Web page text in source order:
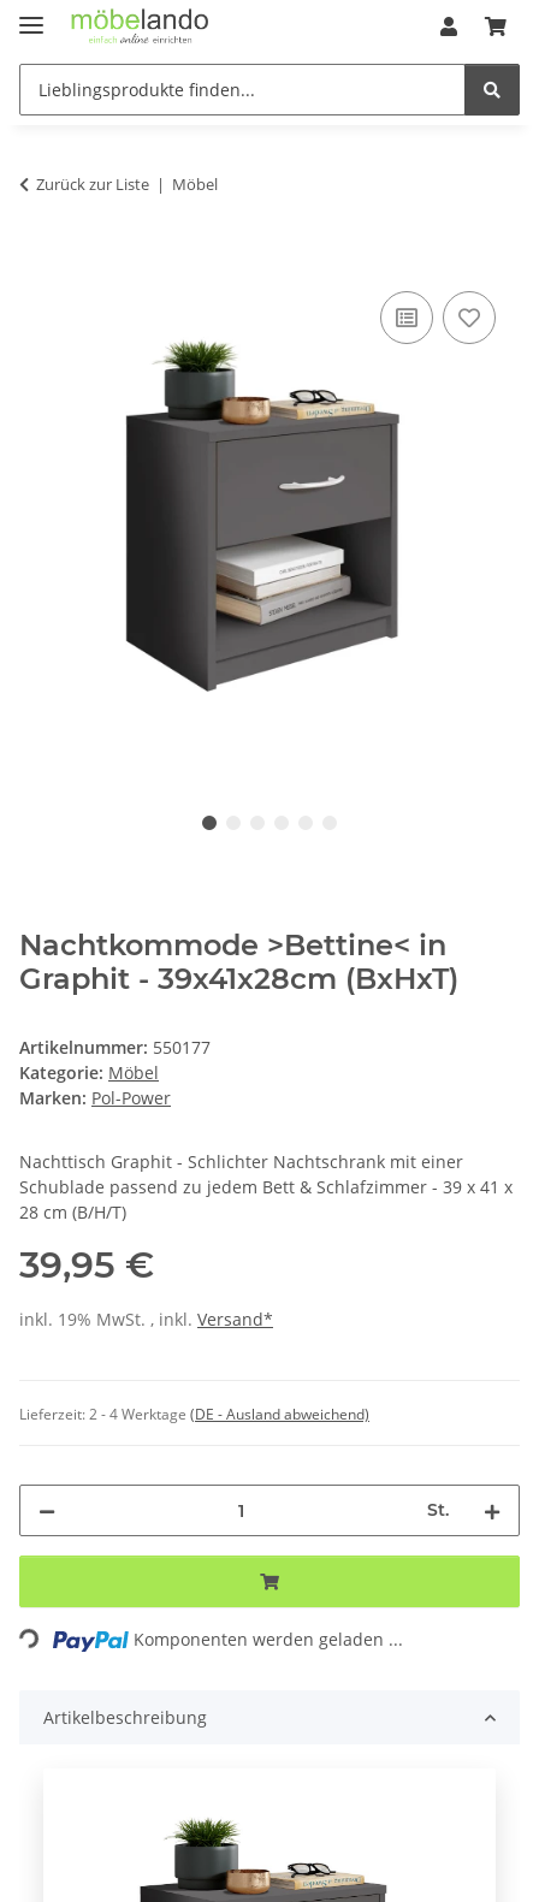
Zurück zur Liste Möbel
Nachtkommode >Bettine< in
Graphit - 39x41x28cm (BxHxT)
Artikelnummer: 550177
Kategorie: Möbel
Marken: Pol-Power
Nachttisch Graphit - Schlichter Nachtschrank mit einer
Schublade passend zu jedem Bett & Schlafzimmer - 39 x 41 x
28 cm (B/H/T)
39,95 €
inkl. 19% MwSt. , inkl. Versand*
Lieferzeit:2 - 4 Werktage (DE - Ausland abweichend)
St.
Komponenten werden geladen ...
Artikelbeschreibung